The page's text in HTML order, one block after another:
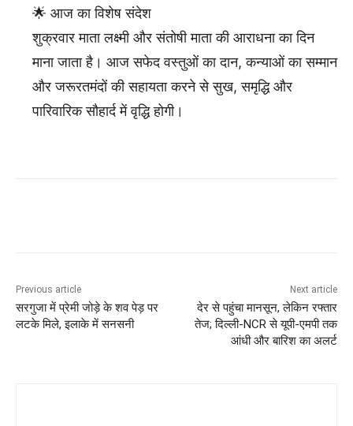
🌟 आज का विशेष संदेश
शुक्रवार माता लक्ष्मी और संतोषी माता की आराधना का दिन
माना जाता है। आज सफेद वस्तुओं का दान, कन्याओं का सम्मान
और जरूरतमंदों की सहायता करने से सुख, समृद्धि और
पारिवारिक सौहार्द में वृद्धि होगी।
Previous article
सरगुजा में प्रेमी जोड़े के शव पेड़ पर
लटके मिले, इलाके में सनसनी
Next article
देर से पहुंचा मानसून, लेकिन रफ्तार
तेज; दिल्ली-NCR से यूपी-एमपी तक
आंधी और बारिश का अलर्ट